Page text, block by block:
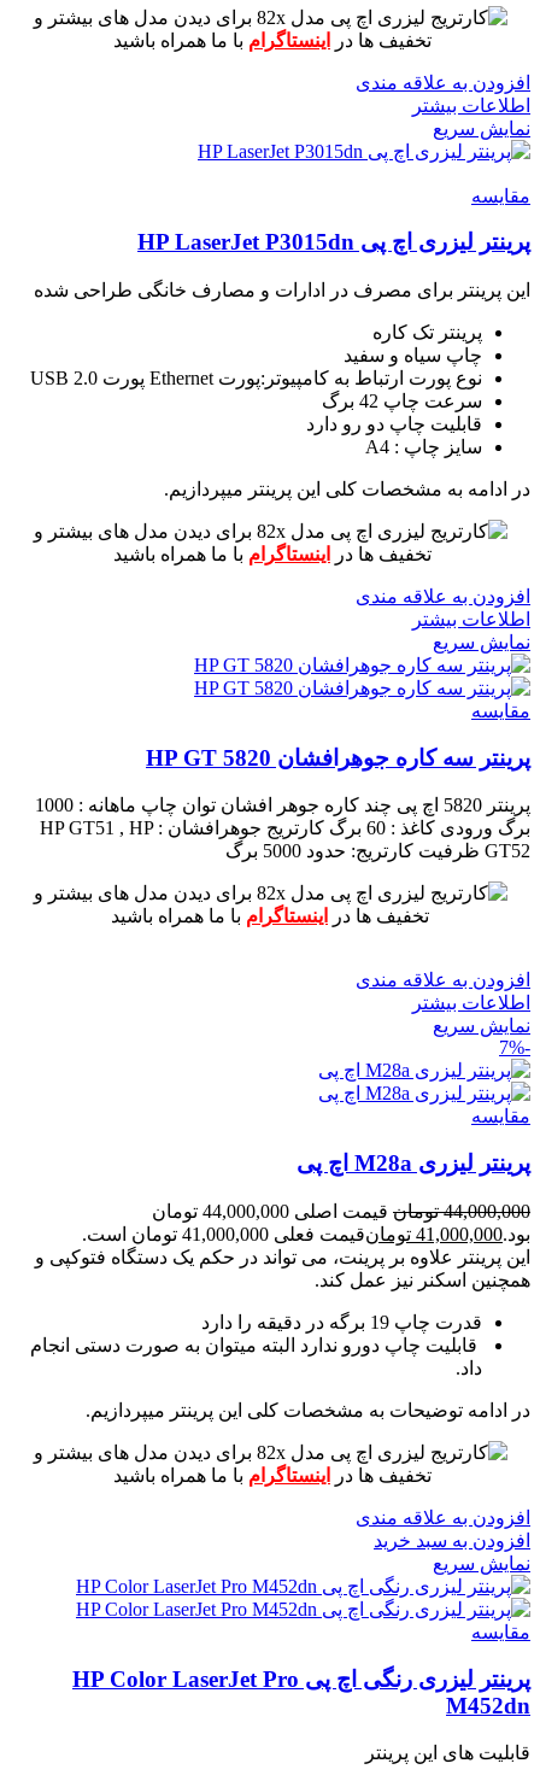
برای دیدن مدل های بیشتر و
تخفیف ها در
اینستاگرام با ما همراه باشید
افزودن به علاقه مندی
اطلاعات بیشتر
نمایش سریع
مقايسه
پرینتر لیزری اچ پی HP LaserJet P3015dn
این پرینتر برای مصرف در ادارات و مصارف خانگی طراحی شده
پرینتر تک کاره
چاپ سیاه و سفید
نوع پورت ارتباط به کامپیوتر:پورت Ethernet پورت USB 2.0
سرعت چاپ 42 برگ
قابلیت چاپ دو رو دارد
سایز چاپ : A4
در ادامه به مشخصات کلی این پرینتر میپردازیم.
برای دیدن مدل های بیشتر و
تخفیف ها در
اینستاگرام با ما همراه باشید
افزودن به علاقه مندی
اطلاعات بیشتر
نمایش سریع
مقايسه
پرینتر سه کاره جوهرافشان HP GT 5820
پرینتر 5820 اچ پی چند کاره جوهر افشان
توان چاپ ماهانه : 1000
برگ ورودی کاغذ : 60 برگ
کارتریج جوهرافشان : HP GT51 , HP
GT52 ظرفیت کارتریج: حدود 5000 برگ
برای دیدن مدل های بیشتر و
تخفیف ها در
اینستاگرام با ما همراه باشید
افزودن به علاقه مندی
اطلاعات بیشتر
نمایش سریع
-7%
مقايسه
پرینتر لیزری M28a اچ پی
44,000,000 تومان
قیمت اصلی 44,000,000 تومان
بود.41,000,000 تومانقیمت فعلی 41,000,000 تومان است.
این پرینتر علاوه بر پرینت، می تواند در حکم یک دستگاه فتوکپی و
همچنین اسکنر نیز عمل کند.
قدرت چاپ 19 برگه در دقیقه را دارد
قابلیت چاپ دورو ندارد البته میتوان به صورت دستی انجام
داد.
در ادامه توضیحات به مشخصات کلی این پرینتر میپردازیم.
برای دیدن مدل های بیشتر و
تخفیف ها در
اینستاگرام با ما همراه باشید
افزودن به علاقه مندی
افزودن به سبد خرید
نمایش سریع
مقايسه
پرینتر لیزری رنگی اچ پی HP Color LaserJet Pro
M452dn
قابلیت های این پرینتر